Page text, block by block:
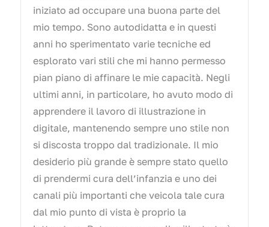
iniziato ad occupare una buona parte del
mio tempo. Sono autodidatta e in questi
anni ho sperimentato varie tecniche ed
esplorato vari stili che mi hanno permesso
pian piano di affinare le mie capacità. Negli
ultimi anni, in particolare, ho avuto modo di
apprendere il lavoro di illustrazione in
digitale, mantenendo sempre uno stile non
si discosta troppo dal tradizionale. Il mio
desiderio più grande è sempre stato quello
di prendermi cura dell’infanzia e uno dei
canali più importanti che veicola tale cura
dal mio punto di vista è proprio la